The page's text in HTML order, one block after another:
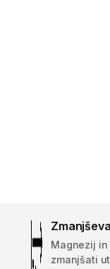
Magnezij in
zmanjšati